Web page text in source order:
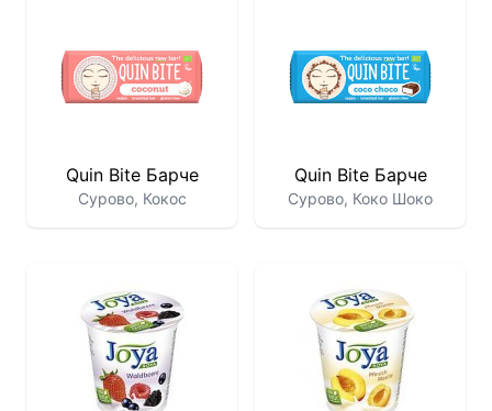
Quin Bite Барче
Сурово, Кокос
Quin Bite Барче
Сурово, Коко Шоко